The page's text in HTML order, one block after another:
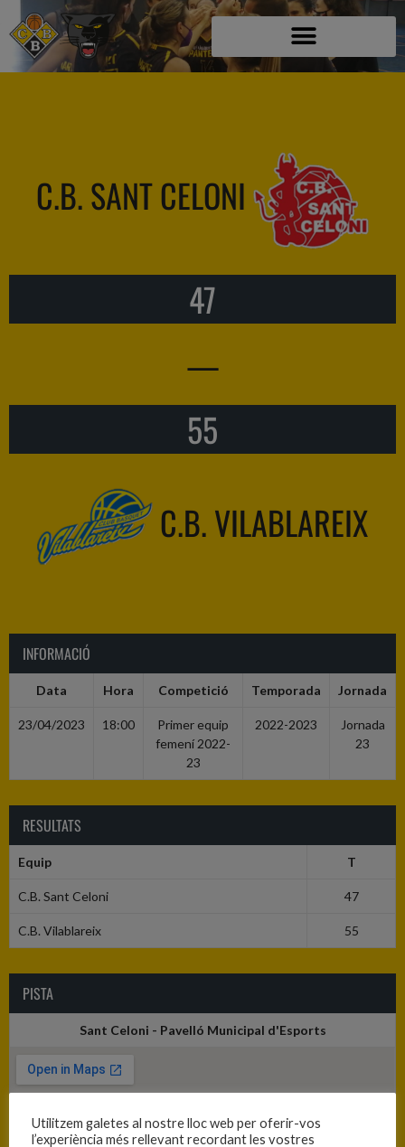
C.B. SANT CELONI
47
—
55
C.B. VILABLAREIX
INFORMACIÓ
Data Hora Competició Temporada Jornada
23/04/2023 18:00
Primer equip
femení 2022-
23
2022-2023
Jornada
23
RESULTATS
Equip T
C.B. Sant Celoni 47
C.B. Vilablareix 55
PISTA
Sant Celoni - Pavelló Municipal d'Esports
Utilitzem galetes al nostre lloc web per oferir-vos
l’experiència més rellevant recordant les vostres